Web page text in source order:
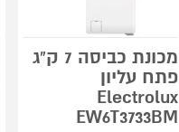
מכונת כביסה 7 ק"ג
פתח עליון
Electrolux
EW6T3733BM